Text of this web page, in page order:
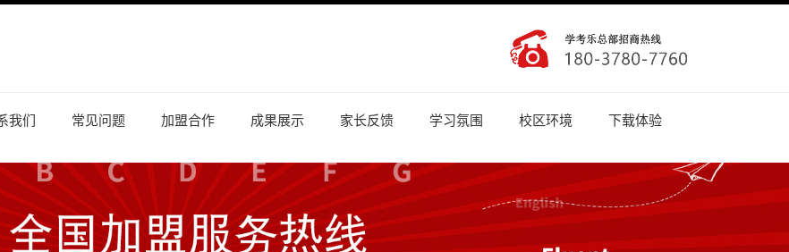
我们 常见问题 加盟合作 成果展示 家长反馈 学习氛围 校区环境 下载体验